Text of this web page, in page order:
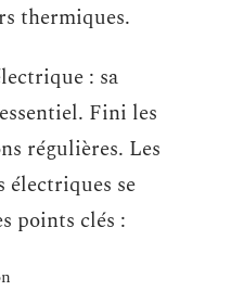
thermiques.
: sa
Fini les
régulières. Les
se
points clés :